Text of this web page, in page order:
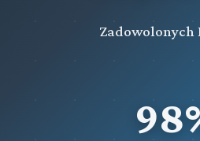
Zadowolonych